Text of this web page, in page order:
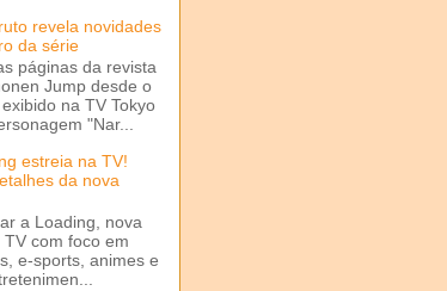
revela novidades
da série
páginas da revista
Jump desde o
na TV Tokyo
"Nar...
estreia na TV!
da nova
a Loading, nova
com foco em
e-sports, animes e